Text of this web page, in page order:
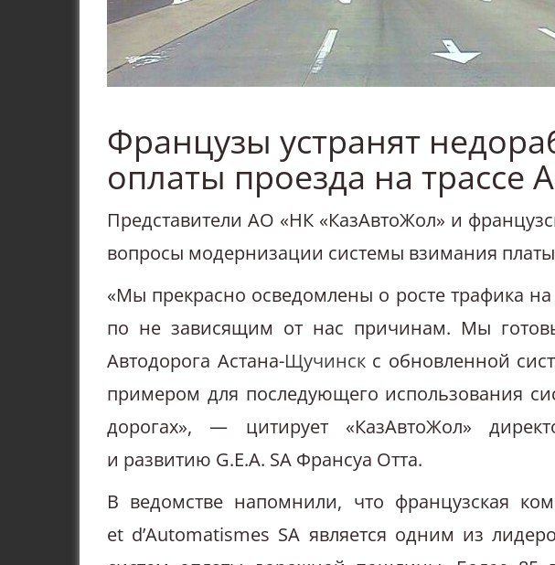
Французы устранят
оплаты проезда на трассе
Представители АО «НК «КазАвтоЖол» и
вопросы модернизации системы взимания платы
«Мы прекрасно осведомлены о росте трафика
по не зависящим от нас причинам. Мы
Автодорога Астана-Щучинскс обновленной
примером для последующего использования
дорогах», — цитирует «КазАвтоЖол»
и развитию G.E.A. SA Франсуа Отта.
В ведомстве напомнили, что французская
et d’Automatismes SA является одним из